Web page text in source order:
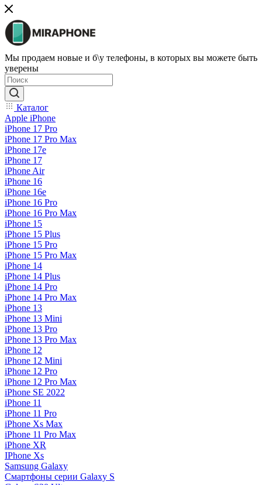
Мы продаем новые и б\у телефоны, в которых вы можете быть
уверены
Каталог
Apple iPhone
iPhone 17 Pro
iPhone 17 Pro Max
iPhone 17e
iPhone 17
iPhone Air
iPhone 16
iPhone 16e
iPhone 16 Pro
iPhone 16 Pro Max
iPhone 15
iPhone 15 Plus
iPhone 15 Pro
iPhone 15 Pro Max
iPhone 14
iPhone 14 Plus
iPhone 14 Pro
iPhone 14 Pro Max
iPhone 13
iPhone 13 Mini
iPhone 13 Pro
iPhone 13 Pro Max
iPhone 12
iPhone 12 Mini
iPhone 12 Pro
iPhone 12 Pro Max
iPhone SE 2022
iPhone 11
iPhone 11 Pro
iPhone Xs Max
iPhone 11 Pro Max
iPhone XR
IPhone Xs
Samsung Galaxy
Смартфоны серии Galaxy S